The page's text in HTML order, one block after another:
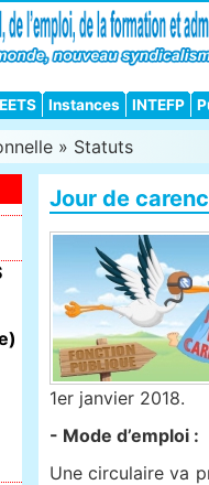
Instances INTEFP
» Statuts
Jour de
1er janvier 2018.
- Mode d’emploi :
Une cir­cu­laire va